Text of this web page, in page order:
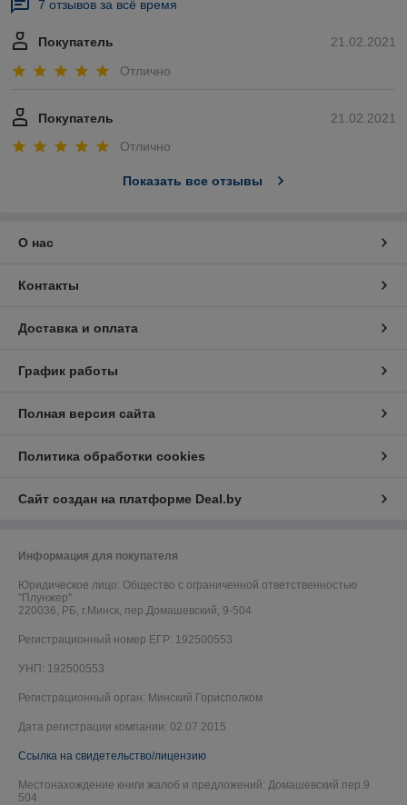
7 отзывов за всё время
21.02.2021
Покупатель
Отлично
21.02.2021
Покупатель
Отлично
Показать все отзывы
О нас
Контакты
Доставка и оплата
График работы
Полная версия сайта
Политика обработки cookies
Сайт создан на платформе Deal.by
Информация для покупателя
Юридическое лицо: Общество с ограниченной ответственностью
"Плунжер"
220036, РБ, г.Минск, пер.Домашевский, 9-504
Регистрационный номер ЕГР: 192500553
УНП: 192500553
Регистрационный орган: Минский Горисполком
Дата регистрации компании: 02.07.2015
Ссылка на свидетельство/лицензию
Местонахождение книги жалоб и предложений: Домашевский пер.9
504